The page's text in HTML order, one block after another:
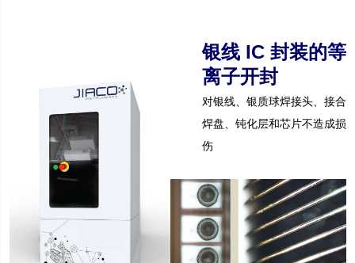
银线 IC 封装的等
离子开封
对银线、银质球焊接头、接合
焊盘、钝化层和芯片不造成损
伤